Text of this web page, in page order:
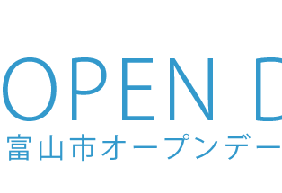
Skip to main content